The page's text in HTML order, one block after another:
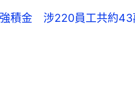
強積金 涉220員工共約43